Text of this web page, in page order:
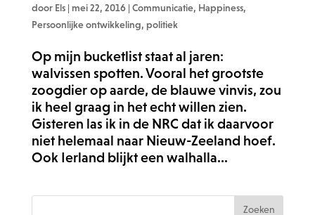
door Els| mei 22, 2016| Communicatie, Happiness,
Persoonlijke ontwikkeling, politiek
Op mijn bucketlist staat al jaren:
walvissen spotten. Vooral het grootste
zoogdier op aarde, de blauwe vinvis, zou
ik heel graag in het echt willen zien.
Gisteren las ik in de NRC dat ik daarvoor
niet helemaal naar Nieuw-Zeeland hoef.
Ook Ierland blijkt een walhalla...